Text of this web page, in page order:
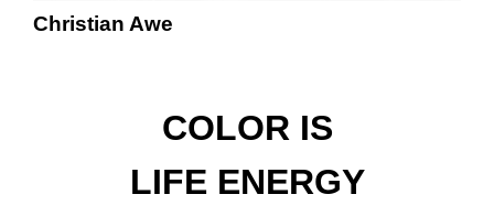
Christian Awe
COLOR IS
LIFE ENERGY